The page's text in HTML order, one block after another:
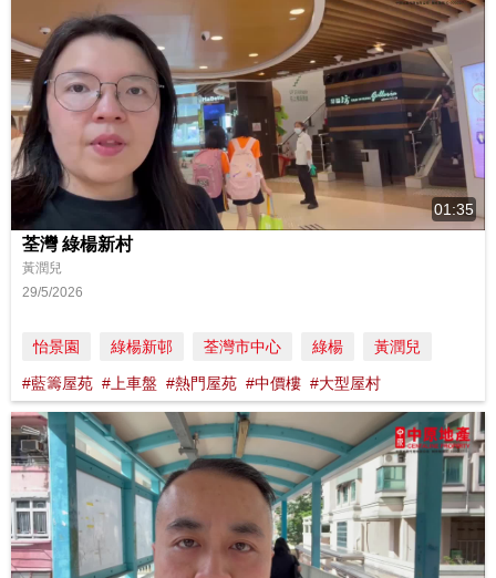
01:35
荃灣 綠楊新村
黃潤兒
29/5/2026
怡景園 綠楊新邨 荃灣市中心 綠楊 黃潤兒
#藍籌屋苑 #上車盤 #熱門屋苑 #中價樓 #大型屋村